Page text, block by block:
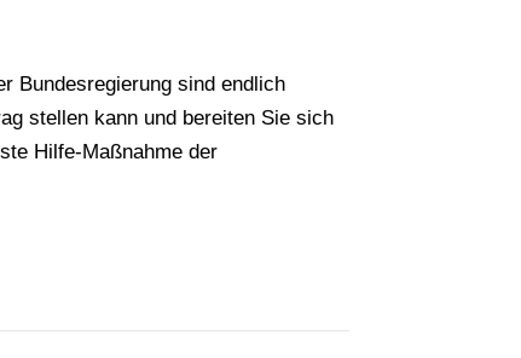
Bundesregierung sind endlich
stellen kann und bereiten Sie sich
Hilfe-Maßnahme der